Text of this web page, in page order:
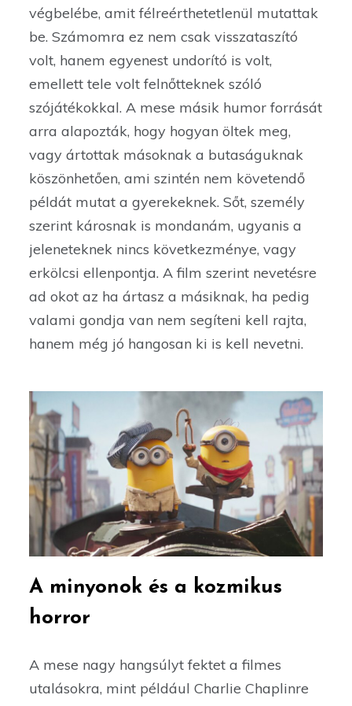
végbelébe, amit félreérthetetlenül mutattak
be. Számomra ez nem csak visszataszító
volt, hanem egyenest undorító is volt,
emellett tele volt felnőtteknek szóló
szójátékokkal. A mese másik humor forrását
arra alapozták, hogy hogyan öltek meg,
vagy ártottak másoknak a butaságuknak
köszönhetően, ami szintén nem követendő
példát mutat a gyerekeknek. Sőt, személy
szerint károsnak is mondanám, ugyanis a
jeleneteknek nincs következménye, vagy
erkölcsi ellenpontja. A film szerint nevetésre
ad okot az ha ártasz a másiknak, ha pedig
valami gondja van nem segíteni kell rajta,
hanem még jó hangosan ki is kell nevetni.
A minyonok és a kozmikus
horror
A mese nagy hangsúlyt fektet a filmes
utalásokra, mint például Charlie Chaplinre